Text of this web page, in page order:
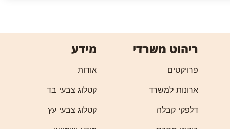
ריהוט משרדי
פרויקטים
ארונות למשרד
דלפקי קבלה
מידע
אודות
קטלוג צבעי בד
קטלוג צבעי עץ